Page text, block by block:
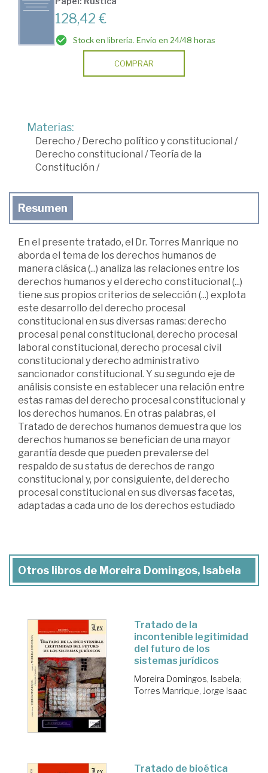
128,42 €
Stock en librería. Envío en 24/48 horas
COMPRAR
Materias:
Derecho / Derecho político y constitucional /
Derecho constitucional /Teoría de la
Constitución /
Resumen
En el presente tratado, el Dr. Torres Manrique no
aborda el tema de los derechos humanos de
manera clásica (...) analiza las relaciones entre los
derechos humanos y el derecho constitucional (...)
tiene sus propios criterios de selección (...) explota
este desarrollo del derecho procesal
constitucional en sus diversas ramas: derecho
procesal penal constitucional, derecho procesal
laboral constitucional, derecho procesal civil
constitucional y derecho administrativo
sancionador constitucional. Y su segundo eje de
análisis consiste en establecer una relación entre
estas ramas del derecho procesal constitucional y
los derechos humanos. En otras palabras, el
Tratado de derechos humanos demuestra que los
derechos humanos se benefician de una mayor
garantía desde que pueden prevalerse del
respaldo de su status de derechos de rango
constitucional y, por consiguiente, del derecho
procesal constitucional en sus diversas facetas,
adaptadas a cada uno de los derechos estudiado
Otros libros de Moreira Domingos, Isabela
Tratado de la
incontenible legitimidad
del futuro de los
sistemas jurídicos
Moreira Domingos, Isabela;
Torres Manrique, Jorge Isaac
Tratado de bioética